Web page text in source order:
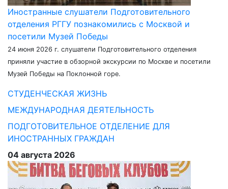
Иностранные слушатели Подготовительного
отделения РГГУ познакомились с Москвой и
посетили Музей Победы
24 июня 2026 г. слушатели Подготовительного отделения
приняли участие в обзорной экскурсии по Москве и посетили
Музей Победы на Поклонной горе.
СТУДЕНЧЕСКАЯ ЖИЗНЬ
МЕЖДУНАРОДНАЯ ДЕЯТЕЛЬНОСТЬ
ПОДГОТОВИТЕЛЬНОЕ ОТДЕЛЕНИЕ ДЛЯ
ИНОСТРАННЫХ ГРАЖДАН
04 августа 2026